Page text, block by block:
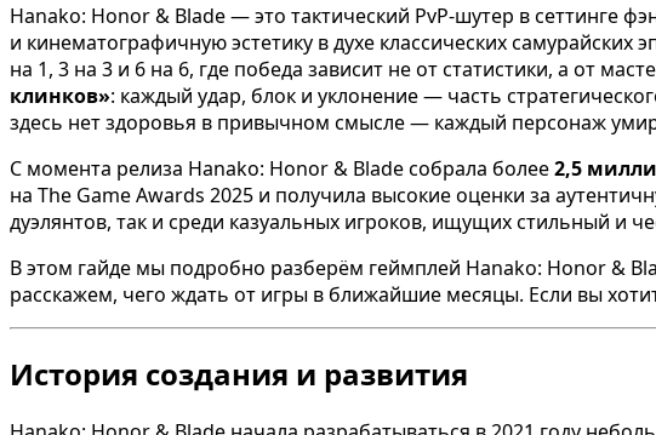
Hanako: Honor & Blade — это тактический PvP-шутер в
и кинематографичную эстетику в духе классических
на 1, 3 на 3 и 6 на 6, где победа зависит не от статистики, а от
клинков»: каждый удар, блок и уклонение — часть
здесь нет здоровья в привычном смысле — каждый персонаж
С момента релиза Hanako: Honor & Blade собрала более2,5
на The Game Awards 2025 и получила высокие оценки за
дуэлянтов, так и среди казуальных игроков, ищущих стильный и
В этом гайде мы подробно разберём геймплей Hanako: Honor &
расскажем, чего ждать от игры в ближайшие месяцы. Если вы
История создания и развития